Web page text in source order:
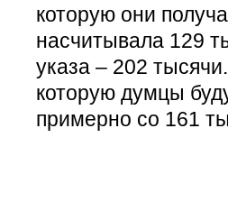
которую они
насчитывала 129
указа – 202
которую думцы
примерно со 161